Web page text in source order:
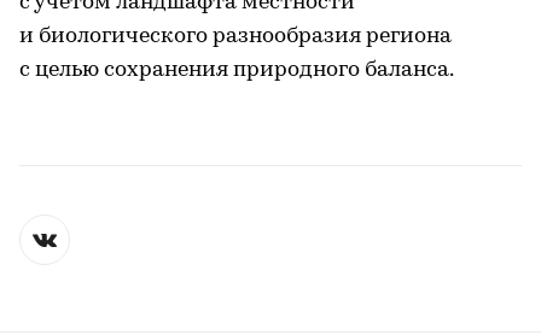
и биологического разнообразия региона
с целью сохранения природного баланса.